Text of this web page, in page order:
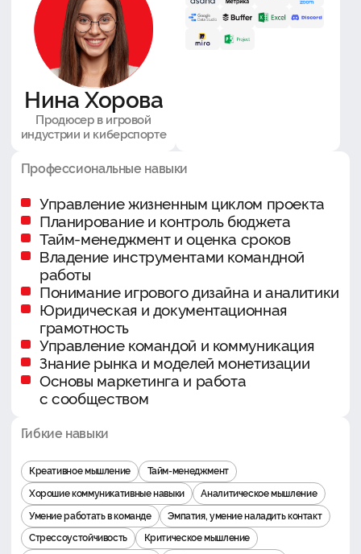
Нина Хорова
Продюсер в игровой
индустрии и киберспорте
Профессиональные навыки
Управление жизненным циклом проекта
Планирование и контроль бюджета
Тайм-менеджмент и оценка сроков
Владение инструментами командной
работы
Понимание игрового дизайна и аналитики
Юридическая и документационная
грамотность
Управление командой и коммуникация
Знание рынка и моделей монетизации
Основы маркетинга и работа
с сообществом
Гибкие навыки
Креативное мышление
Тайм-менеджмент
Хорошие коммуникативные навыки
Аналитическое мышление
Умение работать в команде
Эмпатия, умение наладить контакт
Стрессоустойчивость
Критическое мышление